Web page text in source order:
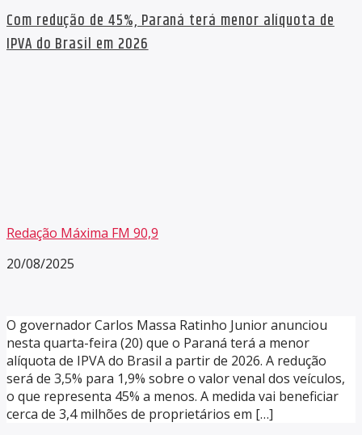
Com redução de 45%, Paraná terá menor alíquota de
IPVA do Brasil em 2026
Redação Máxima FM 90,9
20/08/2025
O governador Carlos Massa Ratinho Junior anunciou
nesta quarta-feira (20) que o Paraná terá a menor
alíquota de IPVA do Brasil a partir de 2026. A redução
será de 3,5% para 1,9% sobre o valor venal dos veículos,
o que representa 45% a menos. A medida vai beneficiar
cerca de 3,4 milhões de proprietários em […]